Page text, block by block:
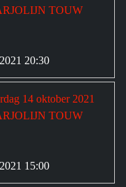
TOUW
20:30
14 oktober 2021
TOUW
15:00